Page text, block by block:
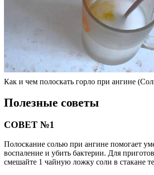
Как и чем полоскать горло при ангине
Полезные советы
СОВЕТ №1
Полоскание солью при ангине помогает
воспаление и убить бактерии. Для
смешайте 1 чайную ложку соли в стакане